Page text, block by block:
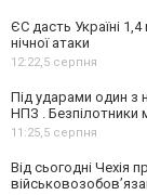
ЄС дасть Україні
нічної атаки
12:22,5 серпня
Під ударами один з
НПЗ . Безпілотники
11:25,5 серпня
Від сьогодні Чехія